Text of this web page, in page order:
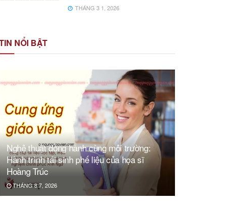
THÁNG 3 1, 2026
NỔI BẬT
Nghệ thuật đồng hành cùng môi trường:
Hành trình tái sinh phế liệu của họa sĩ
Hoàng Trúc
THÁNG 8 7, 2026